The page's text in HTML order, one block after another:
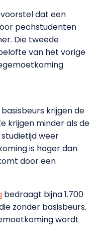
dat een
pechstudenten
Die tweede
van het vorige
krijgen de
krijgen minder als de
weer
is hoger dan
door een
bedraagt bijna 1.700
zonder basisbeurs.
wordt